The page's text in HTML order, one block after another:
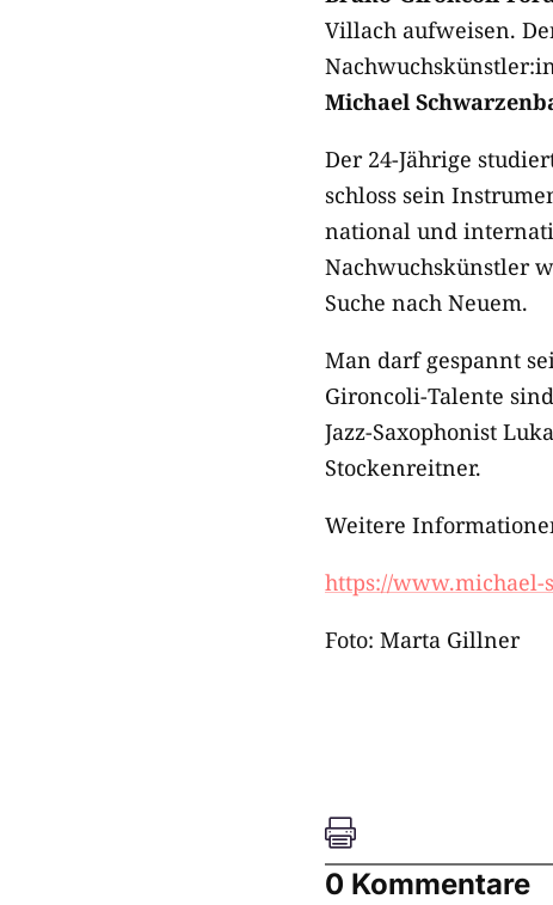
Villach aufweisen.
Michael
Der 24-Jährige
schloss sein
national und
Nachwuchskünstler
Suche nach Neuem.
Man darf gespannt
Gironcoli-Talente
Jazz-Saxophonist
Stockenreitner.
Weitere
https://www.michael-
Foto: Marta Gillner

0 Kommentare